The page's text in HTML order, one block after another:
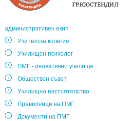
административен екип
Учителска колегия
Училищен психолог
ПМГ - иновативно училище
Обществен съвет
Училищно настоятелство
Правилници на ПМГ
Документи на ПМГ